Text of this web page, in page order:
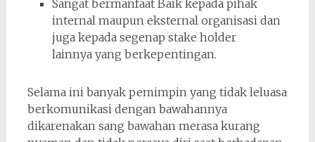
Sangat bermanfaat Baik kepada pihak
internal maupun eksternal organisasi dan
juga kepada segenap stake holder
lainnya yang berkepentingan.
Selama ini banyak pemimpin yang tidak leluasa
berkomunikasi dengan bawahannya
dikarenakan sang bawahan merasa kurang